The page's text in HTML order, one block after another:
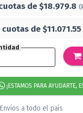
de$18.979.8
cuotas de$11.071.55
¡ESTAMOS PARA AYUDARTE,
Envíos a todo el país